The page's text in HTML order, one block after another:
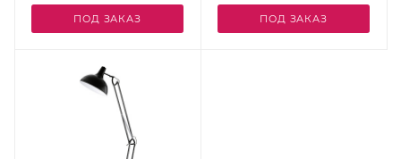
ПОД ЗАКАЗ ПОД ЗАКАЗ